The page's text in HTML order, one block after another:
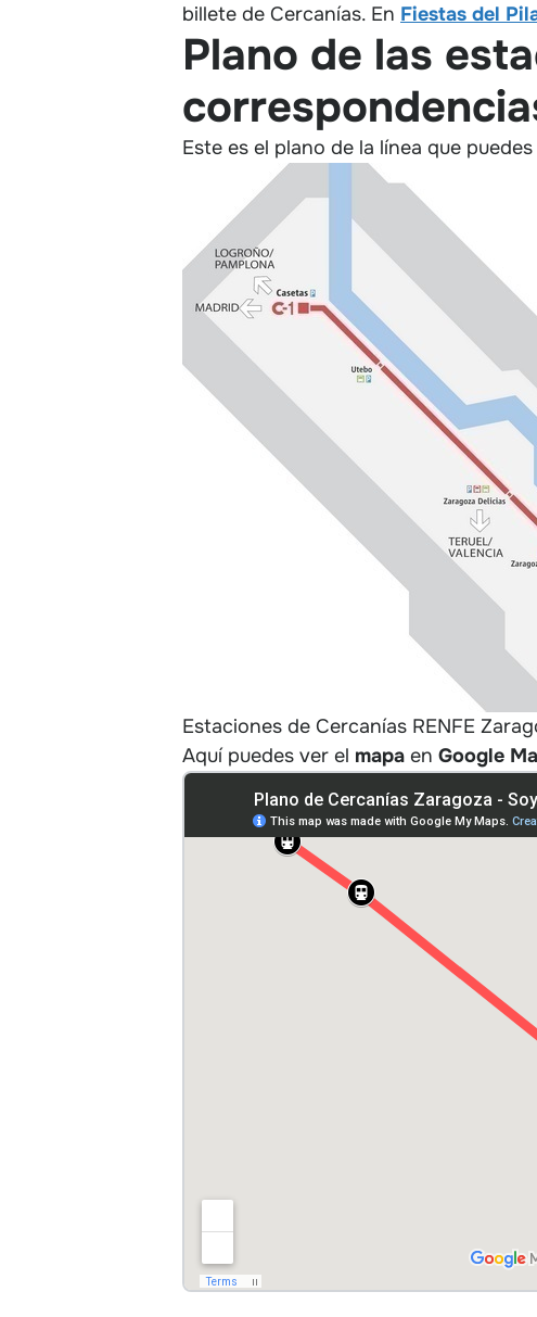
billete de Cercanías. En Fiestas del
Plano de las
Este es el plano de la línea que
Estaciones de Cercanías RENFE
Aquí puedes ver el mapa en Google